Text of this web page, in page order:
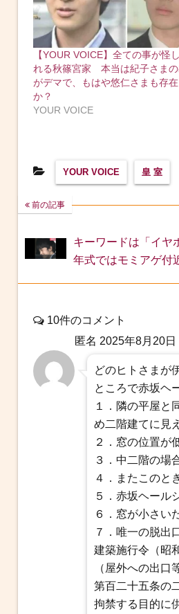
【YOUR VOICE】全ての事が怪
れる秋篠宮家 本当は紀子さま
がデマで、もはや悠仁さまも存
か？
YOUR VOICE
YOUR VOICE 皇 室
前の記事
キーワードは「イ
年式ではモミアゲ
10件のコメント
匿名 2025年8月20日
どのヒトさまが
ところで赤坂ヘ
１．隣の平屋と
め二階建てに見
２．窓の位置が
３．中二階の場
４．またこのと
５．赤坂ヘール
６．窓が小さい
７．唯一の脱出
建築施行令（昭
（屋外への出口
第百二十五条の
拘禁する目的に